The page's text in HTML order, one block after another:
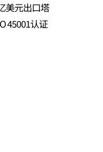
美元出口塔
45001认证